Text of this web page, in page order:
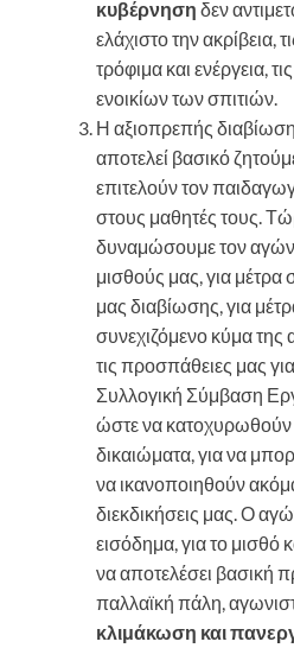
κυβέρνηση δεν
ελάχιστο την ακρίβεια,
τρόφιμα και ενέργεια,
ενοικίων των σπιτιών.
Η αξιοπρεπής
αποτελεί βασικό
επιτελούν τον
στους μαθητές τους.
δυναμώσουμε τον
μισθούς μας, για μέτρα
μας διαβίωσης, για
συνεχιζόμενο κύμα της
τις προσπάθειες μας
Συλλογική Σύμβαση
ώστε να κατοχυρωθούν
δικαιώματα, για να
να ικανοποιηθούν
διεκδικήσεις μας. Ο
εισόδημα, για το μισθό
να αποτελέσει βασική
παλλαϊκή πάλη,
κλιμάκωση και